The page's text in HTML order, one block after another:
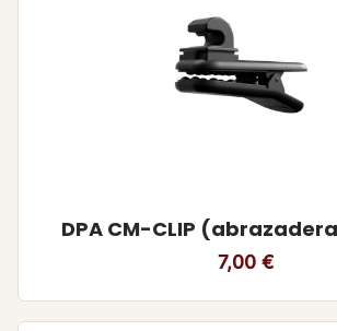
DPA CM-CLIP
7,00 €